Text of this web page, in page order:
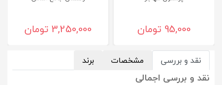
95,000 تومان 3,250,000 تومان
نقد و بررسی مشخصات برند
نقد و بررسی اجمالی